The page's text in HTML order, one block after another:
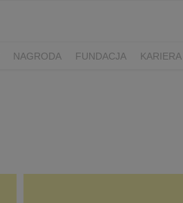
NAGRODA FUNDACJA KARIERA